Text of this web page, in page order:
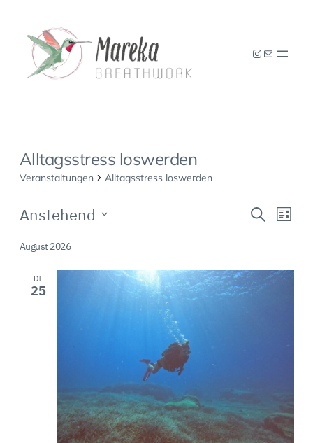
Instagram
E-Mail
Alltagsstress loswerden
Veranstaltungen Alltagsstress loswerden
Veranstaltungen SucheListe
Anstehend
wählen.
August 2026
DI.
25